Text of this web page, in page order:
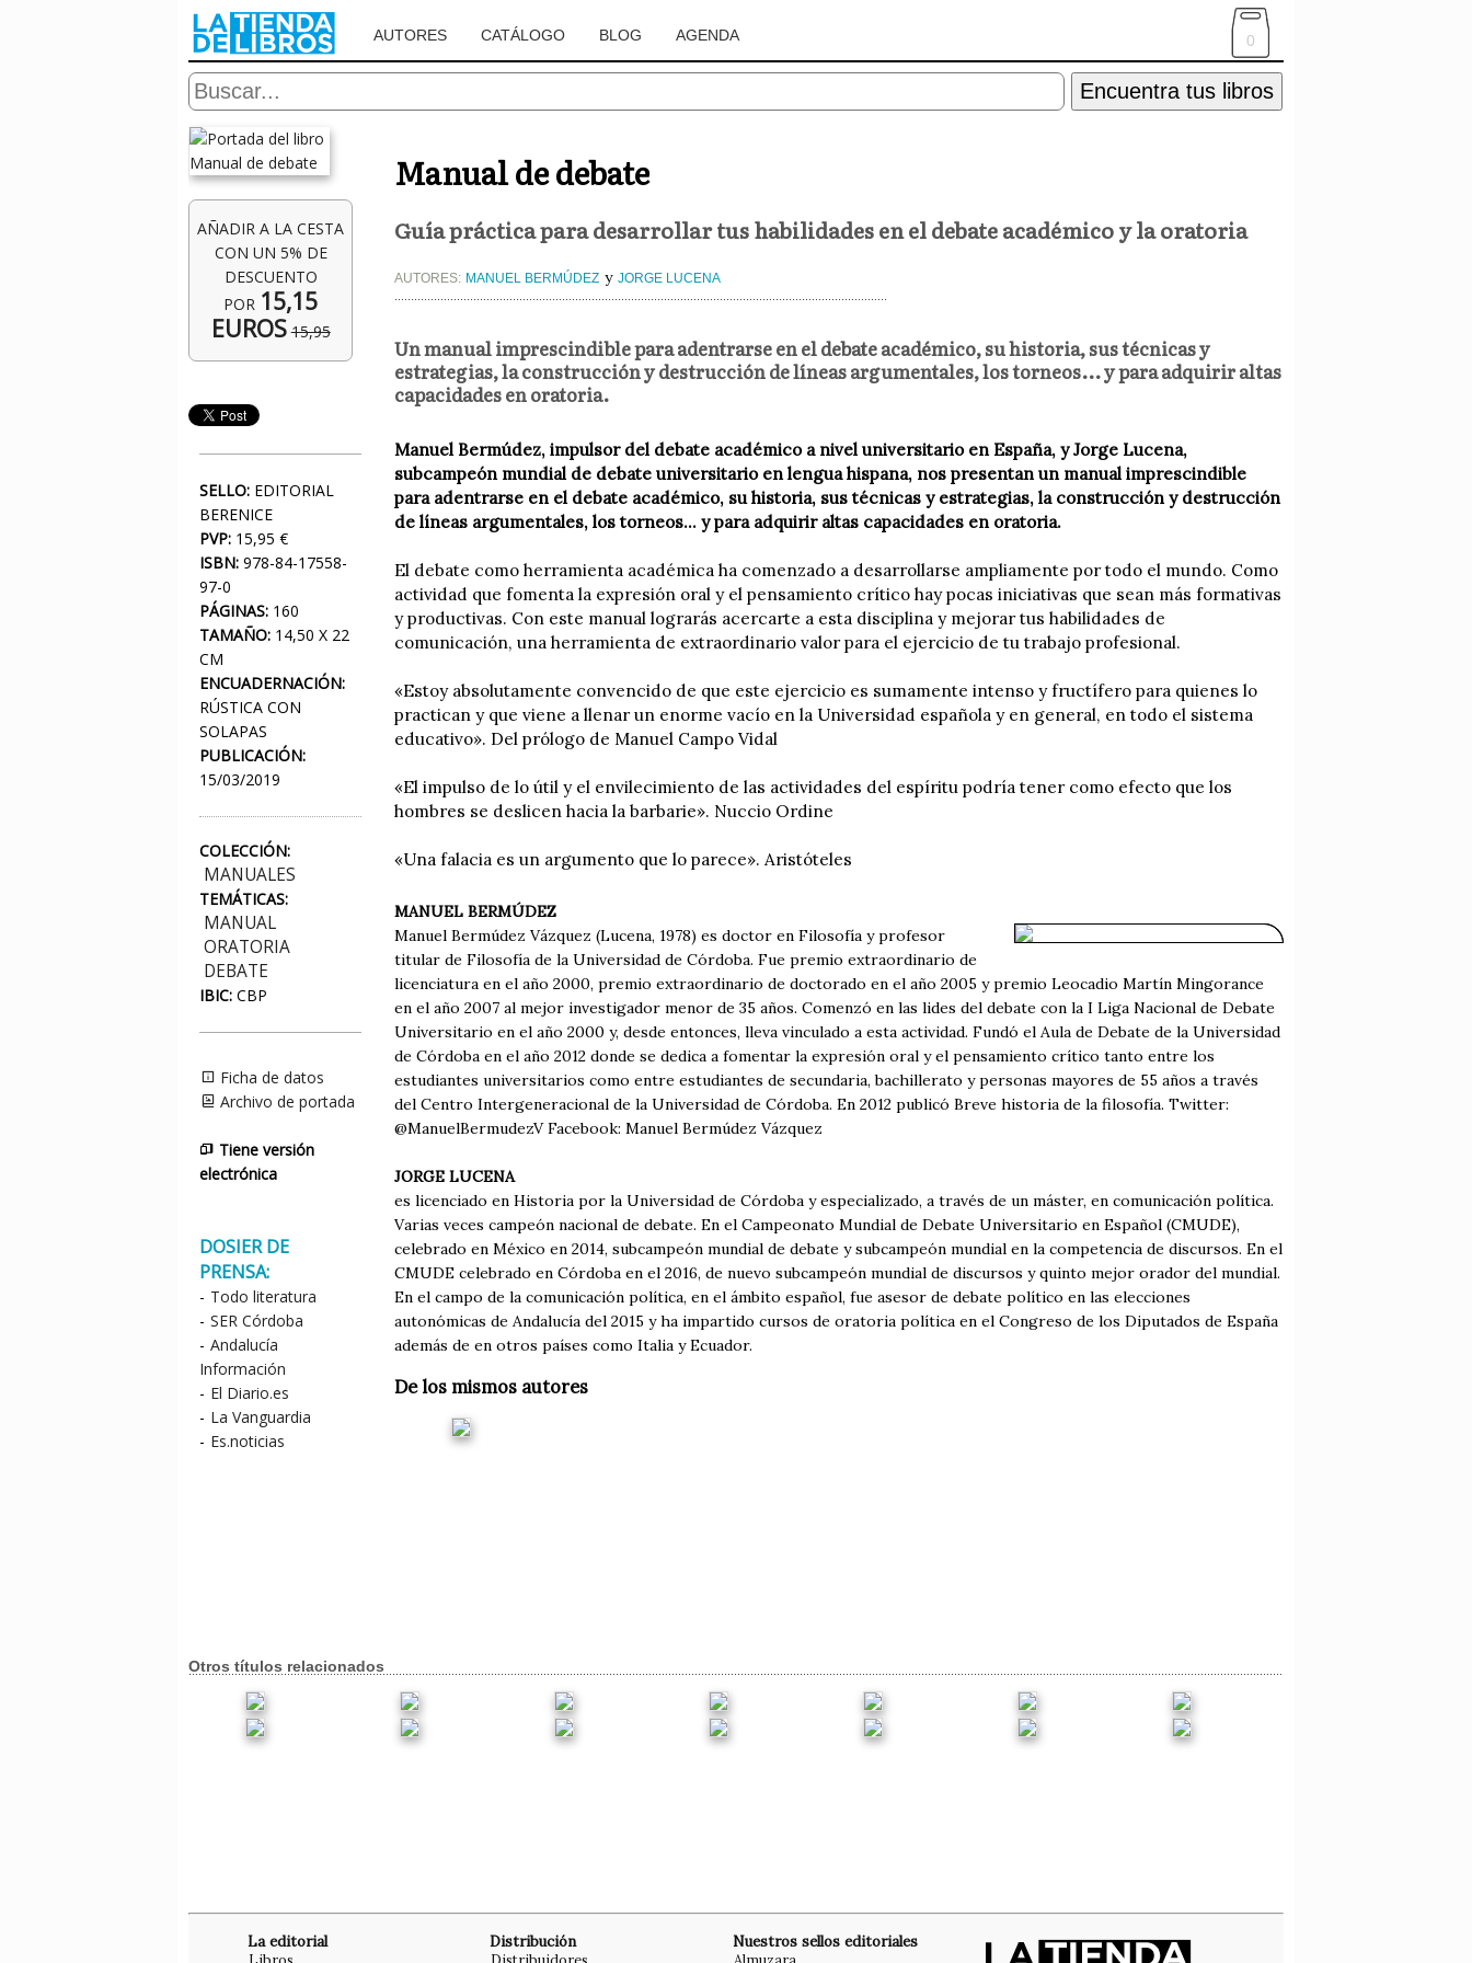
AUTORES CATÁLOGO BLOG AGENDA 0
Encuentra tus libros
AÑADIR A LA CESTA
CON UN 5% DE
DESCUENTO
POR 15,15
EUROS 15,95
SELLO: EDITORIAL
BERENICE
PVP: 15,95 €
ISBN: 978-84-17558-
97-0
PÁGINAS: 160
TAMAÑO: 14,50 X 22
CM
ENCUADERNACIÓN:
RÚSTICA CON
SOLAPAS
PUBLICACIÓN:
15/03/2019
COLECCIÓN:
MANUALES
TEMÁTICAS:
MANUAL
ORATORIA
DEBATE
IBIC: CBP
Ficha de datos
Archivo de portada
Tiene versión
electrónica
DOSIER DE
PRENSA:
- Todo literatura
- SER Córdoba
- Andalucía
Información
- El Diario.es
- La Vanguardia
- Es.noticias
Manual de debate
Guía práctica para desarrollar tus habilidades en el debate académico y la oratoria
AUTORES: MANUEL BERMÚDEZ y JORGE LUCENA
Un manual imprescindible para adentrarse en el debate académico, su historia, sus técnicas y
estrategias, la construcción y destrucción de líneas argumentales, los torneos... y para adquirir altas
capacidades en oratoria.
Manuel Bermúdez, impulsor del debate académico a nivel universitario en España, y Jorge Lucena,
subcampeón mundial de debate universitario en lengua hispana, nos presentan un manual imprescindible
para adentrarse en el debate académico, su historia, sus técnicas y estrategias, la construcción y destrucción
de líneas argumentales, los torneos... y para adquirir altas capacidades en oratoria.
El debate como herramienta académica ha comenzado a desarrollarse ampliamente por todo el mundo. Como
actividad que fomenta la expresión oral y el pensamiento crítico hay pocas iniciativas que sean más formativas
y productivas. Con este manual lograrás acercarte a esta disciplina y mejorar tus habilidades de
comunicación, una herramienta de extraordinario valor para el ejercicio de tu trabajo profesional.
«Estoy absolutamente convencido de que este ejercicio es sumamente intenso y fructífero para quienes lo
practican y que viene a llenar un enorme vacío en la Universidad española y en general, en todo el sistema
educativo». Del prólogo de Manuel Campo Vidal
«El impulso de lo útil y el envilecimiento de las actividades del espíritu podría tener como efecto que los
hombres se deslicen hacia la barbarie». Nuccio Ordine
«Una falacia es un argumento que lo parece». Aristóteles
MANUEL BERMÚDEZ
Manuel Bermúdez Vázquez (Lucena, 1978) es doctor en Filosofía y profesor
titular de Filosofía de la Universidad de Córdoba. Fue premio extraordinario de
licenciatura en el año 2000, premio extraordinario de doctorado en el año 2005 y premio Leocadio Martín Mingorance
en el año 2007 al mejor investigador menor de 35 años. Comenzó en las lides del debate con la I Liga Nacional de Debate
Universitario en el año 2000 y, desde entonces, lleva vinculado a esta actividad. Fundó el Aula de Debate de la Universidad
de Córdoba en el año 2012 donde se dedica a fomentar la expresión oral y el pensamiento crítico tanto entre los
estudiantes universitarios como entre estudiantes de secundaria, bachillerato y personas mayores de 55 años a través
del Centro Intergeneracional de la Universidad de Córdoba. En 2012 publicó Breve historia de la filosofía. Twitter:
@ManuelBermudezV Facebook: Manuel Bermúdez Vázquez
JORGE LUCENA
es licenciado en Historia por la Universidad de Córdoba y especializado, a través de un máster, en comunicación política.
Varias veces campeón nacional de debate. En el Campeonato Mundial de Debate Universitario en Español (CMUDE),
celebrado en México en 2014, subcampeón mundial de debate y subcampeón mundial en la competencia de discursos. En el
CMUDE celebrado en Córdoba en el 2016, de nuevo subcampeón mundial de discursos y quinto mejor orador del mundial.
En el campo de la comunicación política, en el ámbito español, fue asesor de debate político en las elecciones
autonómicas de Andalucía del 2015 y ha impartido cursos de oratoria política en el Congreso de los Diputados de España
además de en otros países como Italia y Ecuador.
De los mismos autores
Otros títulos relacionados
La editorial Distribución Nuestros sellos editoriales